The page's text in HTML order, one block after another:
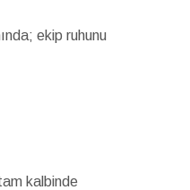
ekip ruhunu
kalbinde